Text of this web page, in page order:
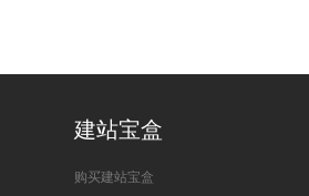
建站宝盒
购买建站宝盒